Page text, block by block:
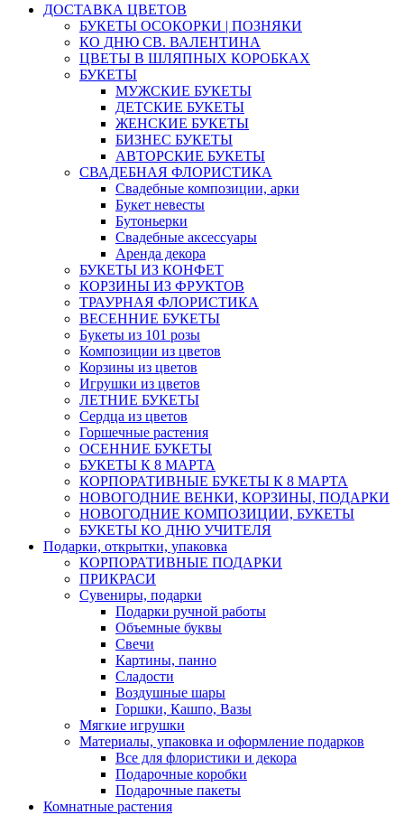
ДОСТАВКА ЦВЕТОВ
БУКЕТЫ ОСОКОРКИ | ПОЗНЯКИ
КО ДНЮ СВ. ВАЛЕНТИНА
ЦВЕТЫ В ШЛЯПНЫХ КОРОБКАХ
БУКЕТЫ
МУЖСКИЕ БУКЕТЫ
ДЕТСКИЕ БУКЕТЫ
ЖЕНСКИЕ БУКЕТЫ
БИЗНЕС БУКЕТЫ
АВТОРСКИЕ БУКЕТЫ
СВАДЕБНАЯ ФЛОРИСТИКА
Свадебные композиции, арки
Букет невесты
Бутоньерки
Свадебные аксессуары
Аренда декора
БУКЕТЫ ИЗ КОНФЕТ
КОРЗИНЫ ИЗ ФРУКТОВ
ТРАУРНАЯ ФЛОРИСТИКА
ВЕСЕННИЕ БУКЕТЫ
Букеты из 101 розы
Композиции из цветов
Корзины из цветов
Игрушки из цветов
ЛЕТНИЕ БУКЕТЫ
Сердца из цветов
Горшечные растения
ОСЕННИЕ БУКЕТЫ
БУКЕТЫ К 8 МАРТА
КОРПОРАТИВНЫЕ БУКЕТЫ К 8 МАРТА
НОВОГОДНИЕ ВЕНКИ, КОРЗИНЫ, ПОДАРКИ
НОВОГОДНИЕ КОМПОЗИЦИИ, БУКЕТЫ
БУКЕТЫ КО ДНЮ УЧИТЕЛЯ
Подарки, открытки, упаковка
КОРПОРАТИВНЫЕ ПОДАРКИ
ПРИКРАСИ
Сувениры, подарки
Подарки ручной работы
Объемные буквы
Свечи
Картины, панно
Сладости
Воздушные шары
Горшки, Кашпо, Вазы
Мягкие игрушки
Материалы, упаковка и оформление подарков
Все для флористики и декора
Подарочные коробки
Подарочные пакеты
Комнатные растения